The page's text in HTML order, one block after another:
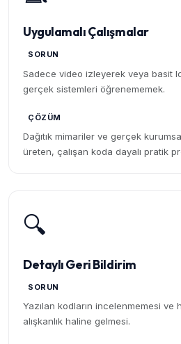
Uygulamalı Çalışmalar
SORUN
Sadece video izleyerek veya basit
gerçek sistemleri öğrenememek.
ÇÖZÜM
Dağıtık mimariler ve gerçek
üreten, çalışan koda dayalı pratik
🔍
Detaylı Geri Bildirim
SORUN
Yazılan kodların incelenmemesi ve
alışkanlık haline gelmesi.